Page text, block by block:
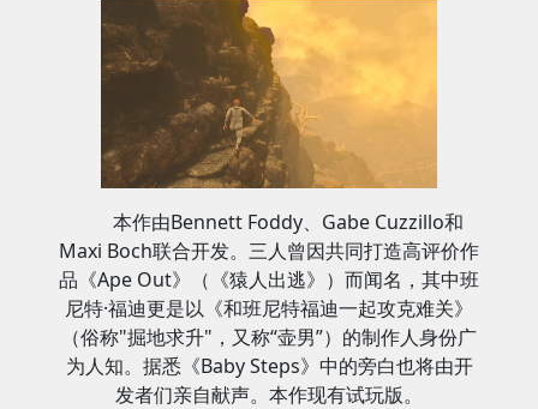
本作由Bennett Foddy、Gabe Cuzzillo和
Maxi Boch联合开发。三人曾因共同打造高评价作
品《Ape Out》（《猿人出逃》）而闻名，其中班
尼特·福迪更是以《和班尼特福迪一起攻克难关》
（俗称"掘地求升"，又称“壶男”）的制作人身份广
为人知。据悉《Baby Steps》中的旁白也将由开
发者们亲自献声。本作现有试玩版。